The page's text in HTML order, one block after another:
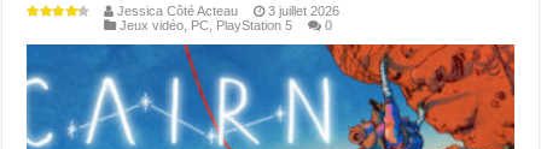
Jessica Côté Acteau
3 juillet 2026
Jeux vidéo PC PlayStation 5 0